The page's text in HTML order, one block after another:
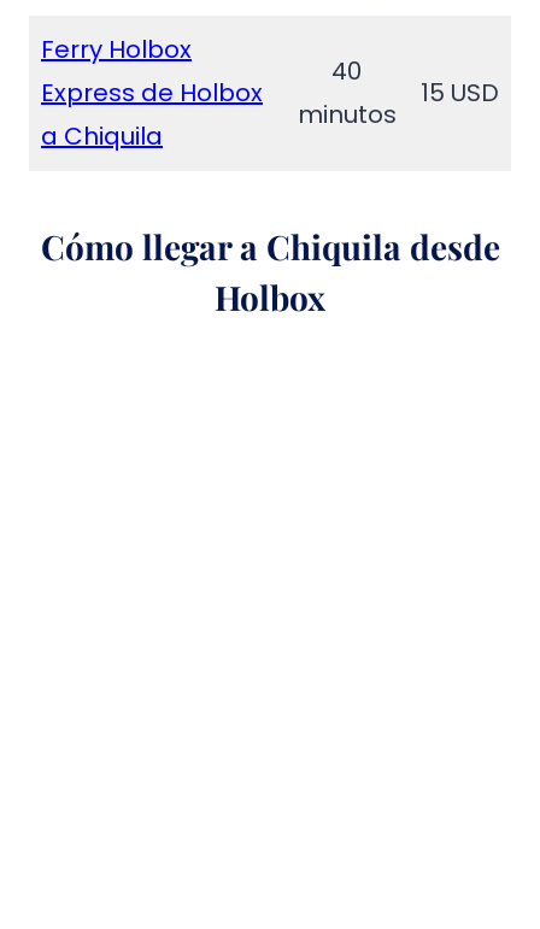
Ferry Holbox
Express de Holbox
a Chiquila
40
minutos
15 USD
Cómo llegar a Chiquila desde
Holbox